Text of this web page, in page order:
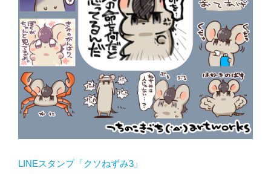
LINEスタンプ「クソねずみ3」